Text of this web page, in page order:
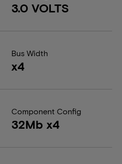
3.0 VOLTS
Bus Width
x4
Component Config
32Mb x4